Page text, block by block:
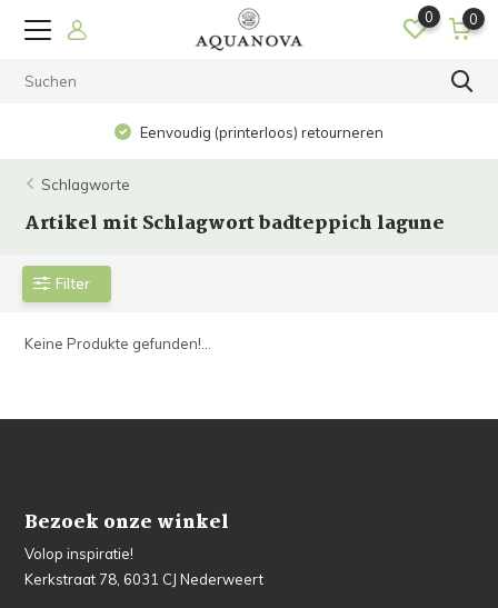
0 0
Eenvoudig (printerloos) retourneren
Schlagworte
Artikel mit Schlagwort badteppich lagune
Filter
Keine Produkte gefunden!...
Bezoek onze winkel
Volop inspiratie!
Kerkstraat 78, 6031 CJ Nederweert